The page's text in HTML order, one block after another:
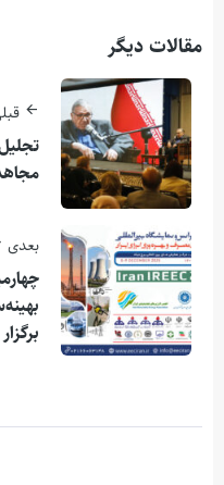
مقالات دیگر
بعدی